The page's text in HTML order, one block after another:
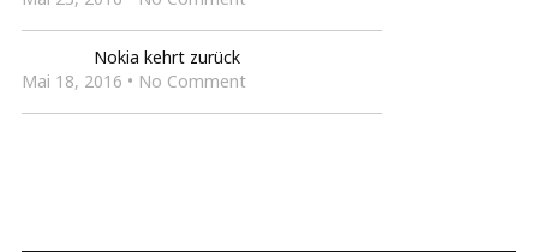
Nokia kehrt zurück
Mai 18, 2016 • No Comment